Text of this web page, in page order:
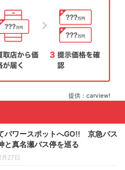
提供：carview!
パワースポットへGO!! 京急バス
と真名瀬バス停を巡る
27日